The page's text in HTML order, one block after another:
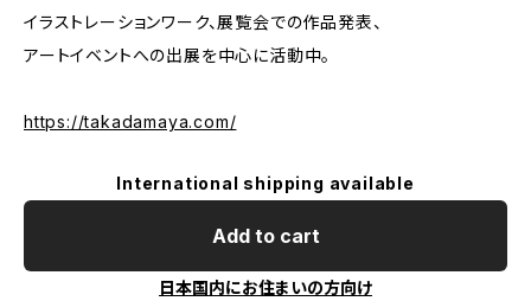
イラストレーションワーク、展覧会での作品発表、
アートイベントへの出展を中心に活動中。
https://takadamaya.com/
International shipping available
Add to cart
日本国内にお住まいの方向け